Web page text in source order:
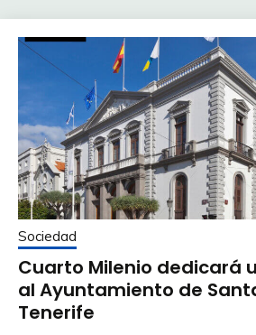
Sociedad
Cuarto Milenio dedicará
al Ayuntamiento de
Tenerife